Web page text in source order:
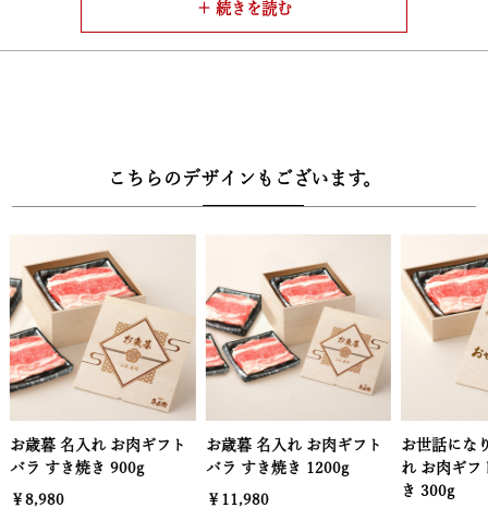
火を通すととろけるような食感と、口いっぱいに広がる芳醇な旨味
は、バラ肉ならではの贅沢な美味しさ。牛兵衛店主が長年の経験で
食材を入れるだけ。手間なく本格的なすき焼きをお楽しみいただけ
ます。
【木箱サイズ】幅30.3cm × 奥行22.2cm × 高さ13.3cm
こちらのデザインもございます。
お歳暮 名入れ お肉ギフト
バラ すき焼き 1200g
￥11,980
お世話になりました 名入
れ お肉ギフト バラ すき焼
き 300g
お世話にな
れ お肉ギフ
き 600g